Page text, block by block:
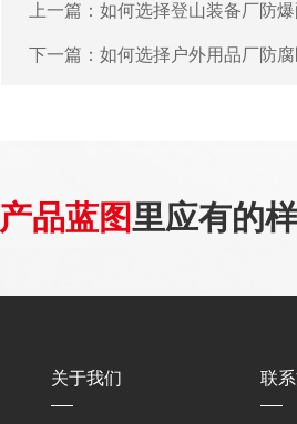
上一篇： 如何选择登山装备厂防
下一篇： 如何选择户外用品厂防
产品蓝图里应有的
关于我们 联